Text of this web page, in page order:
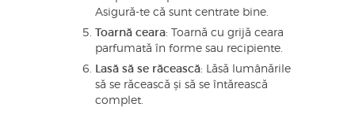
Asigură-te că sunt centrate bine.
Toarnă ceara: Toarnă cu grijă ceara
parfumată în forme sau recipiente.
Lasă să se răcească: Lăsă lumânările
să se răcească și să se întărească
complet.